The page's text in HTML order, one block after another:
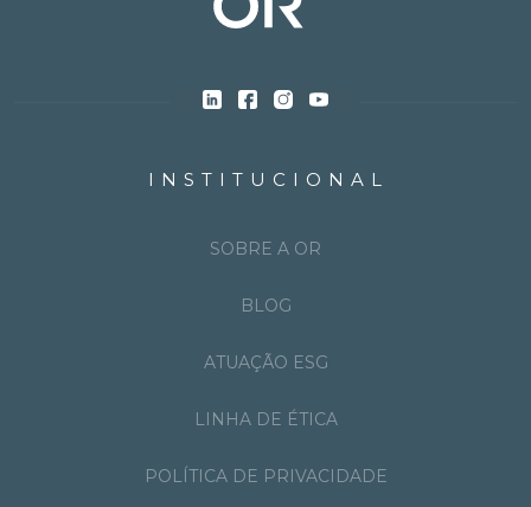
INSTITUCIONAL
SOBRE A OR
BLOG
ATUAÇÃO ESG
LINHA DE ÉTICA
POLÍTICA DE PRIVACIDADE